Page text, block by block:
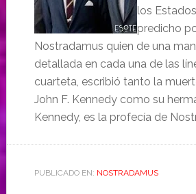
los
predicho
Nostradamus quien de una
detallada en cada una de las
cuarteta, escribió tanto la
John F. Kennedy como su
Kennedy, es la profecía de
PUBLICADO EN: NOSTRADAMUS